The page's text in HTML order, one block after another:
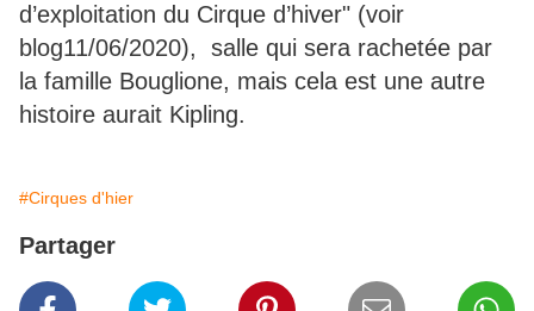
d’exploitation du Cirque d’hiver" (voir
blog11/06/2020), salle qui sera rachetée par
la famille Bouglione, mais cela est une autre
histoire aurait Kipling.
#Cirques d'hier
Partager